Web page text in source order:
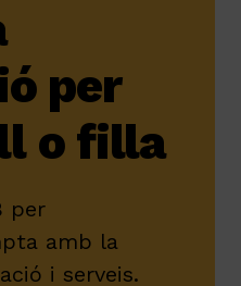
per
o filla
per
amb la
i serveis.